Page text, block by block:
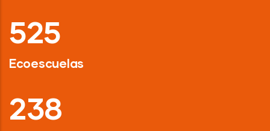
718
Ecoescuelas
326